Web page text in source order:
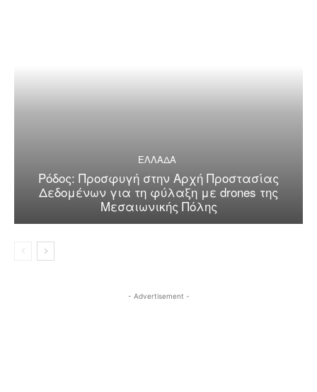
ΕΛΛΑΔΑ
Ρόδος: Προσφυγή στην Αρχή Προστασίας
Δεδομένων για τη φύλαξη με drones της
Μεσαιωνικής Πόλης
- Advertisement -